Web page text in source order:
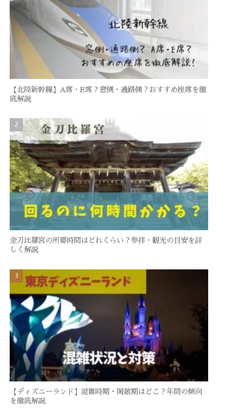
【北陸新幹線】A席・E席？窓側・通路側？おすすめ座席を徹
底解説
金刀比羅宮の所要時間はどれくらい？参拝・観光の目安を詳
しく解説
【ディズニーランド】混雑時期・閑散期はどこ？年間の傾向
を徹底解説